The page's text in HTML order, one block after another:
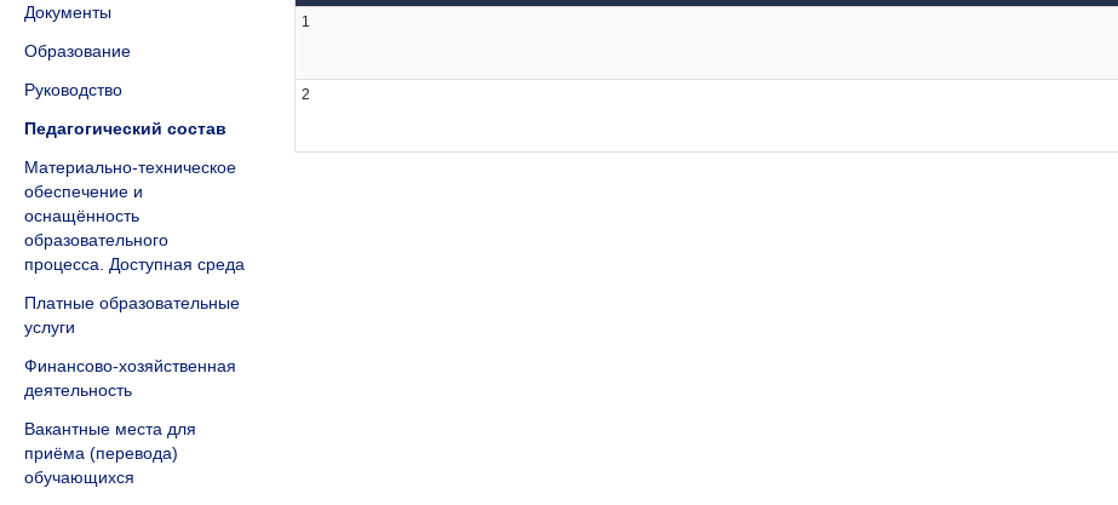
Документы
Образование
Руководство
Педагогический состав
Материально-техническое
обеспечение и
оснащённость
образовательного
процесса. Доступная среда
Платные образовательные
услуги
Финансово-хозяйственная
деятельность
Вакантные места для
приёма (перевода)
обучающихся
1
2